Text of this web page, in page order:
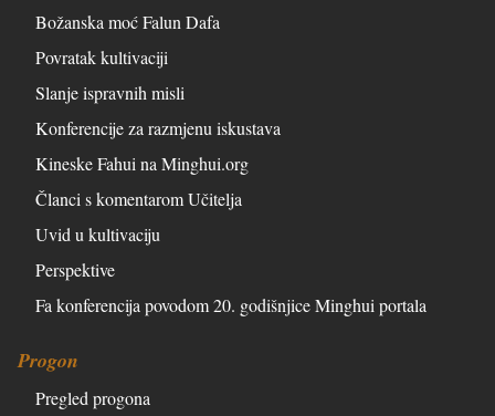
Božanska moć Falun Dafa
Povratak kultivaciji
Slanje ispravnih misli
Konferencije za razmjenu iskustava
Kineske Fahui na Minghui.org
Članci s komentarom Učitelja
Uvid u kultivaciju
Perspektive
Fa konferencija povodom 20. godišnjice Minghui portala
Progon
Pregled progona